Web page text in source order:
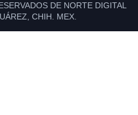
DE NORTE DIGITAL
CHIH. MEX.